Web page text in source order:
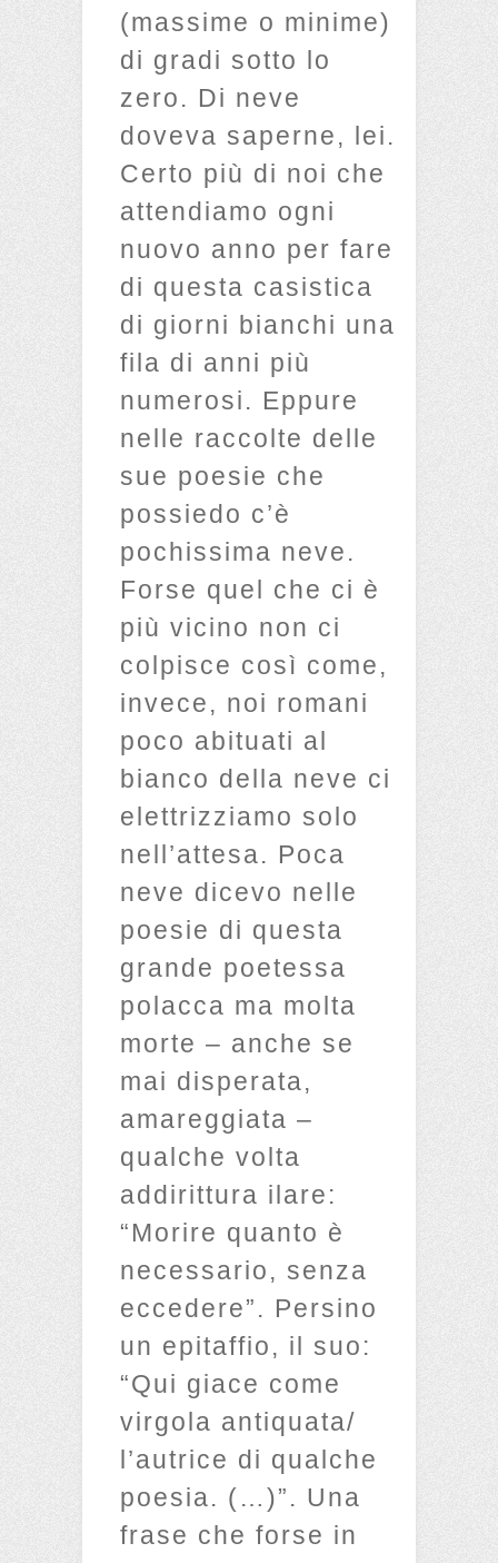
(massime o minime)
di gradi sotto lo
zero. Di neve
doveva saperne, lei.
Certo più di noi che
attendiamo ogni
nuovo anno per fare
di questa casistica
di giorni bianchi una
fila di anni più
numerosi. Eppure
nelle raccolte delle
sue poesie che
possiedo c’è
pochissima neve.
Forse quel che ci è
più vicino non ci
colpisce così come,
invece, noi romani
poco abituati al
bianco della neve ci
elettrizziamo solo
nell’attesa. Poca
neve dicevo nelle
poesie di questa
grande poetessa
polacca ma molta
morte – anche se
mai disperata,
amareggiata –
qualche volta
addirittura ilare:
“Morire quanto è
necessario, senza
eccedere”. Persino
un epitaffio, il suo:
“Qui giace come
virgola antiquata/
l’autrice di qualche
poesia. (…)”. Una
frase che forse in